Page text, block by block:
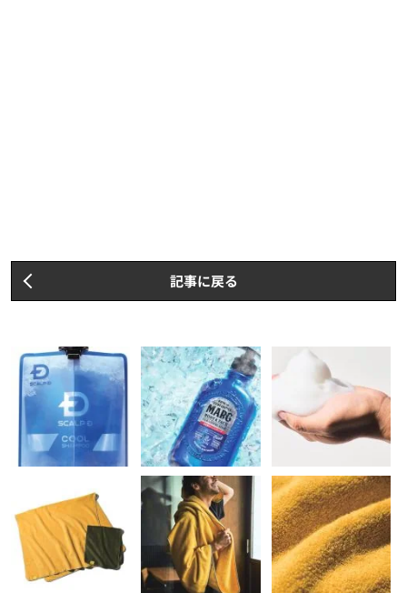
記事に戻る